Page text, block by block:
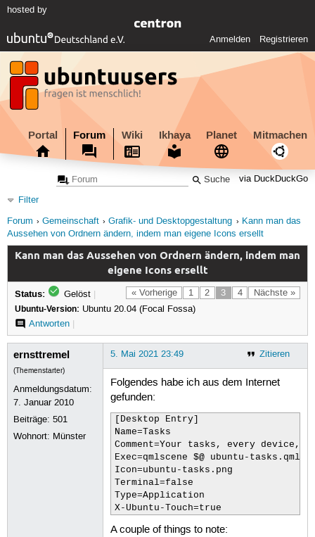
hosted by
Anmelden Registrieren
Portal Forum Wiki Ikhaya Planet Mitmachen
via DuckDuckGo
Filter
Forum
Gemeinschaft Grafik- und Desktopgestaltung
Kann man das
Aussehen von Ordnern ändern, indem man eigene Icons ersellt
Kann man das Aussehen von Ordnern ändern, indem man
eigene Icons ersellt
« Vorherige 1 2 3 4 Nächste »
Status: Gelöst |
Ubuntu-Version: Ubuntu 20.04 (Focal Fossa)
Antworten|
ernsttremel
(Themenstarter)
Anmeldungsdatum:
7. Januar 2010
Beiträge:501
Wohnort: Münster
Zitieren
5. Mai 2021 23:49
Folgendes habe ich aus dem Internet
gefunden:
[Desktop Entry]
Name=Tasks
Comment=Your tasks, every device,
Exec=qmlscene $@ ubuntu-tasks.qml
Icon=ubuntu-tasks.png
Terminal=false
Type=Application
X-Ubuntu-Touch=true
A couple of things to note: